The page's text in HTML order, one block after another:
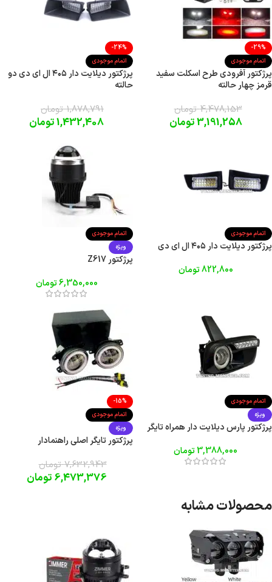
-29%
اتمام موجودی
پرژکتور آفرودی طرح اسکلت سفید
قرمز چهار حالته
4,478,153 تومان
3,191,258تومان
-24%
اتمام موجودی
پرژکتور دیلایت دار ۴۰۵ ال ای دی دو
حالته
1,878,791 تومان
1,432,408تومان
اتمام موجودی
پرژکتور دیلایت دار ۴۰۵ ال ای دی
822,800تومان
اتمام موجودی
ویژه
پرژکتور Z617
6,350,000تومان
اتمام موجودی
ویژه
پرژکتور پارس دیلایت دار همراه تایگر
3,388,000تومان
-15%
اتمام موجودی
ویژه
پرژکتور تایگر اصلی راهنمادار
7,632,943 تومان
6,473,376تومان
محصولات مشابه